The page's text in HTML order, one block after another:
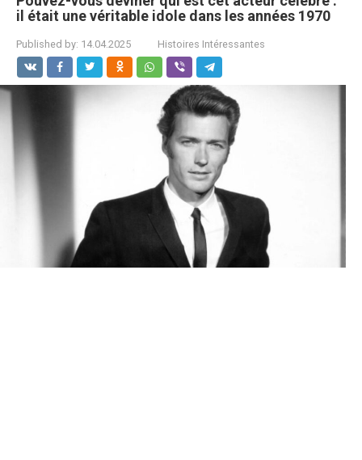
il était une véritable idole dans les années 1970
Published by: 14.04.2025 Histoires Intéressantes